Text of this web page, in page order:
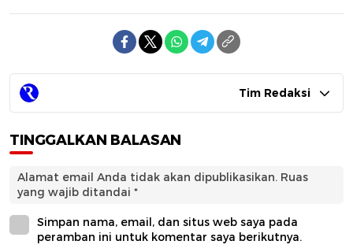
Tim Redaksi
TINGGALKAN BALASAN
Alamat email Anda tidak akan dipublikasikan. Ruas
yang wajib ditandai *
Simpan nama, email, dan situs web saya pada
peramban ini untuk komentar saya berikutnya.